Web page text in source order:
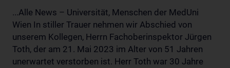
...Alle News – Universität, Menschen der MedUni
Wien In stiller Trauer nehmen wir Abschied von
unserem Kollegen, Herrn Fachoberinspektor Jürgen
Toth, der am 21. Mai 2023 im Alter von 51 Jahren
unerwartet verstorben ist. Herr Toth war 30 Jahre